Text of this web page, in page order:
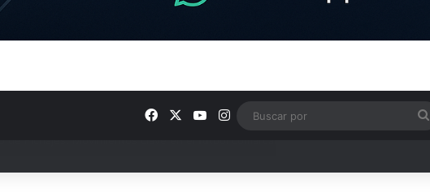
FacebookYouTube
Instagram